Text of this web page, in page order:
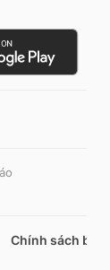
Chính sách bảo